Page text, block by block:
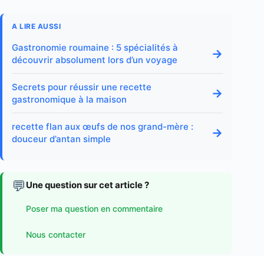
A LIRE AUSSI
Gastronomie roumaine : 5 spécialités à
découvrir absolument lors d’un voyage
→
Secrets pour réussir une recette
gastronomique à la maison
→
recette flan aux œufs de nos grand-mère :
douceur d’antan simple
→
💬 Une question sur cet article ?
Poser ma question en commentaire
Nous contacter